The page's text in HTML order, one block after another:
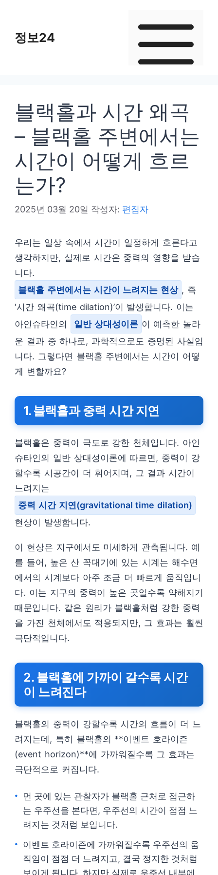
정보24
블랙홀과 시간 왜곡
– 블랙홀 주변에서는
시간이 어떻게 흐르
는가?
2025년 03월 20일 작성자: 편집자
우리는 일상 속에서 시간이 일정하게 흐른다고
생각하지만, 실제로 시간은 중력의 영향을 받습
니다.
블랙홀 주변에서는 시간이 느려지는 현상 , 즉
‘시간 왜곡(time dilation)’이 발생합니다. 이는
아인슈타인의
일반 상대성이론 이 예측한 놀라
운 결과 중 하나로, 과학적으로도 증명된 사실입
니다. 그렇다면 블랙홀 주변에서는 시간이 어떻
게 변할까요?
1. 블랙홀과 중력 시간 지연
블랙홀은 중력이 극도로 강한 천체입니다. 아인
슈타인의 일반 상대성이론에 따르면, 중력이 강
할수록 시공간이 더 휘어지며, 그 결과 시간이
느려지는
중력 시간 지연(gravitational time dilation)
현상이 발생합니다.
이 현상은 지구에서도 미세하게 관측됩니다. 예
를 들어, 높은 산 꼭대기에 있는 시계는 해수면
에서의 시계보다 아주 조금 더 빠르게 움직입니
다. 이는 지구의 중력이 높은 곳일수록 약해지기
때문입니다. 같은 원리가 블랙홀처럼 강한 중력
을 가진 천체에서도 적용되지만, 그 효과는 훨씬
극단적입니다.
2. 블랙홀에 가까이 갈수록 시간
이 느려진다
블랙홀의 중력이 강할수록 시간의 흐름이 더 느
려지는데, 특히 블랙홀의 **이벤트 호라이즌
(event horizon)**에 가까워질수록 그 효과는
극단적으로 커집니다.
먼 곳에 있는 관찰자가 블랙홀 근처로 접근하
는 우주선을 본다면, 우주선의 시간이 점점 느
려지는 것처럼 보입니다.
이벤트 호라이즌에 가까워질수록 우주선의 움
직임이 점점 더 느려지고, 결국 정지한 것처럼
보이게 됩니다. 하지만 실제로 우주선 내부에